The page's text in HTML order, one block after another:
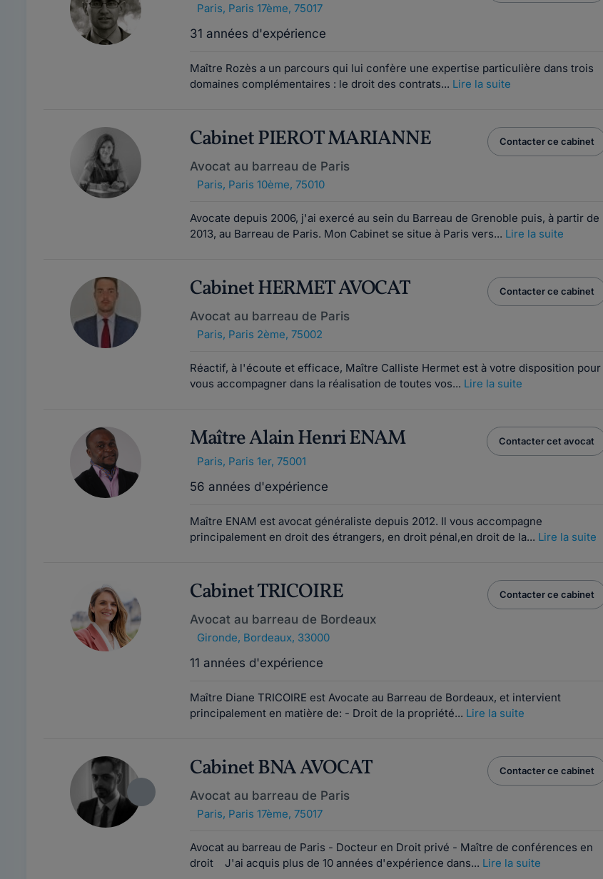
Paris, Paris 17ème, 75017
31 années d'expérience
Maître Rozès a un parcours qui lui confère une expertise particulière dans trois
domaines complémentaires : le droit des contrats... Lire la suite
Cabinet PIEROT MARIANNE
Avocat au barreau de Paris
Paris, Paris 10ème, 75010
Contacter ce cabinet
Avocate depuis 2006, j'ai exercé au sein du Barreau de Grenoble puis, à partir de
2013, au Barreau de Paris. Mon Cabinet se situe à Paris vers... Lire la suite
Cabinet HERMET AVOCAT
Avocat au barreau de Paris
Paris, Paris 2ème, 75002
Contacter ce cabinet
Réactif, à l'écoute et efficace, Maître Calliste Hermet est à votre disposition pour
vous accompagner dans la réalisation de toutes vos... Lire la suite
Maître Alain Henri ENAM
Paris, Paris 1er, 75001
56 années d'expérience
Contacter cet avocat
Maître ENAM est avocat généraliste depuis 2012. Il vous accompagne
principalement en droit des étrangers, en droit pénal,en droit de la... Lire la suite
Cabinet TRICOIRE
Avocat au barreau de Bordeaux
Gironde, Bordeaux, 33000
11 années d'expérience
Contacter ce cabinet
Maître Diane TRICOIRE est Avocate au Barreau de Bordeaux, et intervient
principalement en matière de: - Droit de la propriété... Lire la suite
Cabinet BNA AVOCAT
Avocat au barreau de Paris
Paris, Paris 17ème, 75017
Contacter ce cabinet
Avocat au barreau de Paris - Docteur en Droit privé - Maître de conférences en
droit J'ai acquis plus de 10 années d'expérience dans... Lire la suite